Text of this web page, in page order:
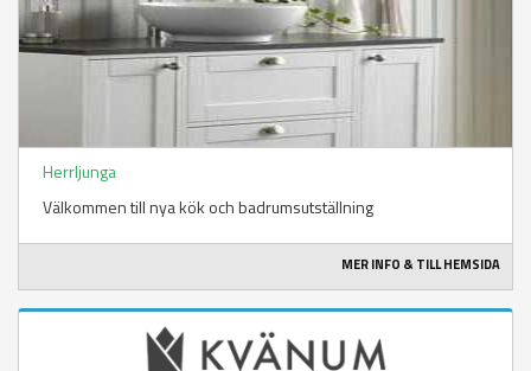
Herrljunga
Välkommen till nya kök och badrumsutställning
MER INFO & TILL HEMSIDA